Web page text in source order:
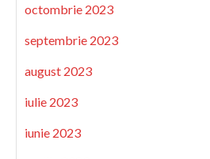
octombrie 2023
septembrie 2023
august 2023
iulie 2023
iunie 2023